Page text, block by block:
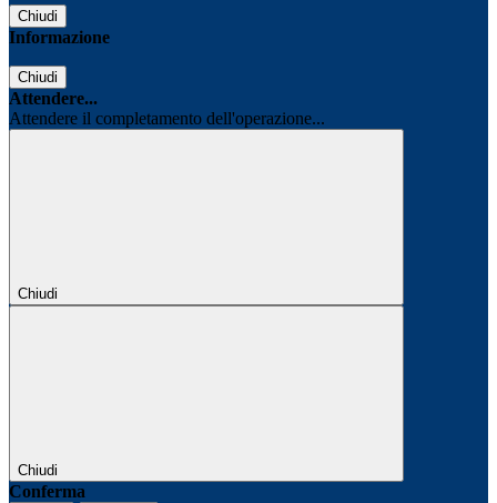
Chiudi
Informazione
Chiudi
Attendere...
Attendere il completamento dell'operazione...
Chiudi
Chiudi
Conferma